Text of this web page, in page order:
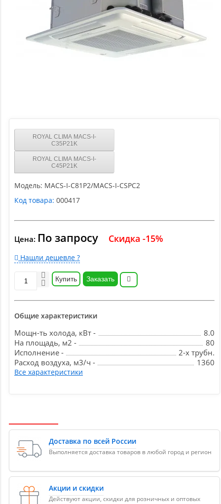
ROYAL CLIMA MACS-I-
C35P21K
ROYAL CLIMA MACS-I-
C45P21K
Модель: MACS-I-C81P2/MACS-I-CSPС2
Код товара: 000417
Цена: По запросу Скидка -15%
Нашли дешевле ?
Купить Заказать
Общие характеристики
Мощн-ть холода, кВт -
8.0
На площадь, м2 -
80
Исполнение -
2-х трубн.
Расход воздуха, м3/ч -
1360
Все характеристики
Доставка по всей России
Выполняется доставка товаров в любой город и регион
Акции и скидки
Действуют акции, скидки для розничных и оптовых